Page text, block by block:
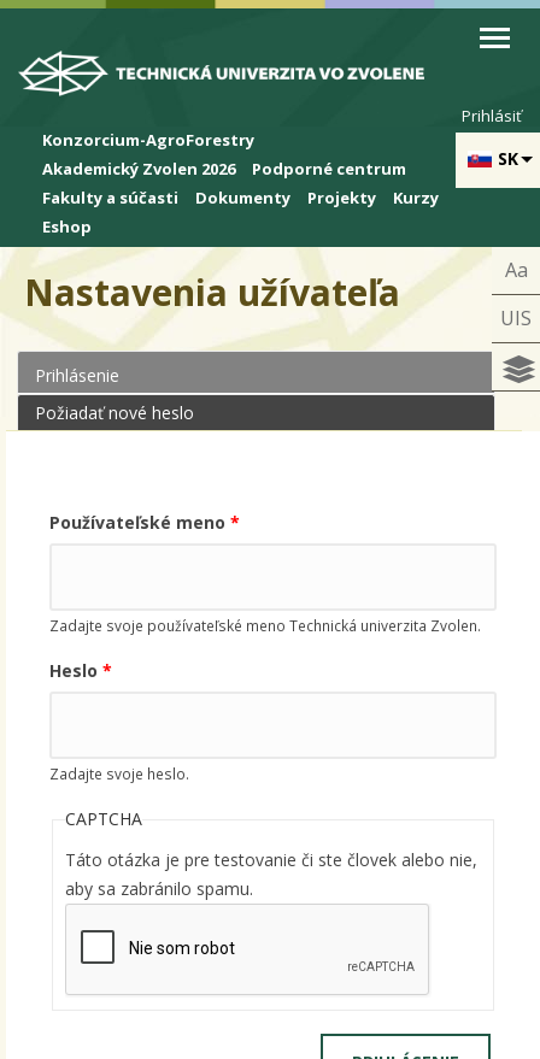
Skip to cookies
Skip to navigation
Skočiť na hlavný obsah
SK
Prihlásiť
Konzorcium-AgroForestry
Akademický Zvolen 2026
Podporné centrum
Fakulty a súčasti
Dokumenty Projekty
Kurzy
Eshop
Aa
UIS
Nastavenia užívateľa
Primárne karty
Prihlásenie
Požiadať nové heslo
Používateľské meno *
Zadajte svoje používateľské meno Technická univerzita Zvolen.
Heslo *
Zadajte svoje heslo.
CAPTCHA
Táto otázka je pre testovanie či ste človek alebo nie,
aby sa zabránilo spamu.